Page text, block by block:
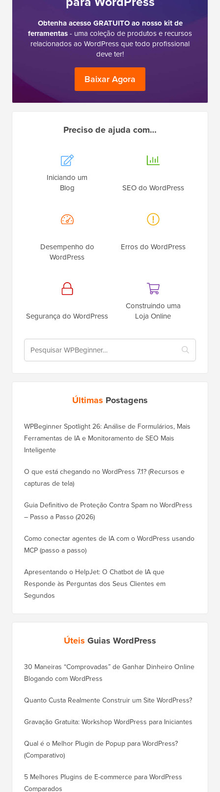
Obtenha acesso GRATUITO ao nosso kit de
ferramentas- uma coleção de produtos e recursos
relacionados ao WordPress que todo profissional
deve ter!
Baixar Agora
Preciso de ajuda com…
Iniciando um
Blog
SEO do WordPress
Desempenho do
WordPress
Erros do WordPress
Segurança do WordPress
Construindo uma
Loja Online
Últimas Postagens
WPBeginner Spotlight 26: Análise de Formulários, Mais
Ferramentas de IA e Monitoramento de SEO Mais
Inteligente
O que está chegando no WordPress 7.1? (Recursos e
capturas de tela)
Guia Definitivo de Proteção Contra Spam no WordPress
– Passo a Passo (2026)
Como conectar agentes de IA com o WordPress usando
MCP (passo a passo)
Apresentando o HelpJet: O Chatbot de IA que
Responde às Perguntas dos Seus Clientes em
Segundos
Úteis Guias WordPress
30 Maneiras “Comprovadas” de Ganhar Dinheiro Online
Blogando com WordPress
Quanto Custa Realmente Construir um Site WordPress?
Gravação Gratuita: Workshop WordPress para Iniciantes
Qual é o Melhor Plugin de Popup para WordPress?
(Comparativo)
5 Melhores Plugins de E-commerce para WordPress
Comparados